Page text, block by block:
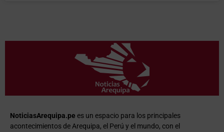
NoticiasArequipa.pe es un espacio para los principales
acontecimientos de Arequipa, el Perú y el mundo, con el